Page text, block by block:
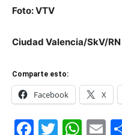
Foto: VTV
Ciudad Valencia/SkV/RN
Comparte esto:
Facebook X
Twitter